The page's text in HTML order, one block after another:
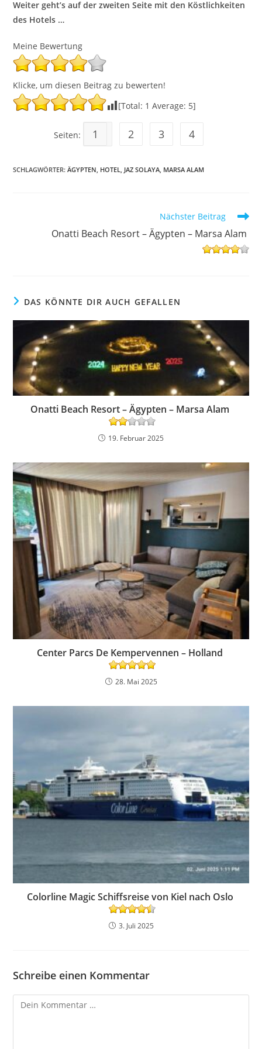
Weiter geht’s auf der zweiten Seite mit den Köstlichkeiten
des Hotels …
Meine Bewertung
Klicke, um diesen Beitrag zu bewerten!
[Total: 1 Average: 5]
Seiten: 1 2 3 4
SCHLAGWÖRTER:ÄGYPTEN HOTEL JAZ SOLAYA MARSA ALAM
Nächster Beitrag
Onatti Beach Resort – Ägypten – Marsa Alam
DAS KÖNNTE DIR AUCH GEFALLEN
Onatti Beach Resort – Ägypten – Marsa Alam
19. Februar 2025
Center Parcs De Kempervennen – Holland
28. Mai 2025
Colorline Magic Schiffsreise von Kiel nach Oslo
3. Juli 2025
Schreibe einen Kommentar
Kommentar